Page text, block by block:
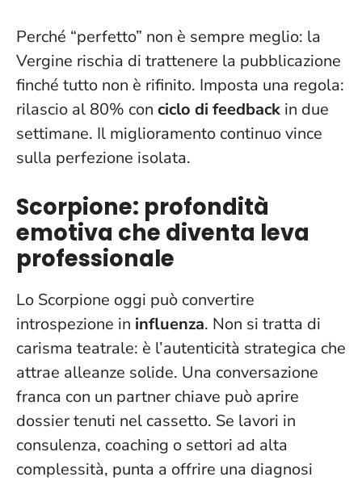
Perché “perfetto” non è sempre meglio: la
Vergine rischia di trattenere la pubblicazione
finché tutto non è rifinito. Imposta una regola:
rilascio al 80% con ciclo di feedback in due
settimane. Il miglioramento continuo vince
sulla perfezione isolata.
Scorpione: profondità
emotiva che diventa leva
professionale
Lo Scorpione oggi può convertire
introspezione in influenza. Non si tratta di
carisma teatrale: è l’autenticità strategica che
attrae alleanze solide. Una conversazione
franca con un partner chiave può aprire
dossier tenuti nel cassetto. Se lavori in
consulenza, coaching o settori ad alta
complessità, punta a offrire una diagnosi